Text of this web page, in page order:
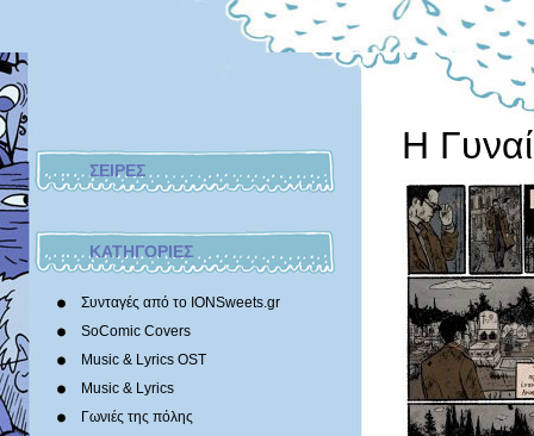
ΣΕΙΡΕΣ
ΚΑΤΗΓΟΡΙΕΣ
Συνταγές από το IONSweets.gr
SoComic Covers
Music & Lyrics OST
Music & Lyrics
Γωνιές της πόλης
Η